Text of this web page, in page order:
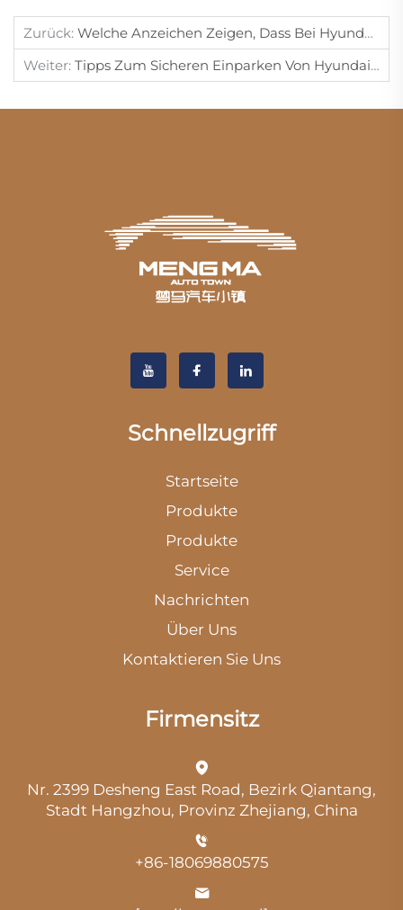
Zurück: Welche Anzeichen Zeigen, Dass Bei Hyundai-Fahrzeugen Ein Bremsflüssigkeitswechsel Erforderlich Ist?
Weiter: Tipps Zum Sicheren Einparken Von Hyundai-Autos Auf Engem Raum.
Schnellzugriff
Startseite
Produkte
Produkte
Service
Nachrichten
Über Uns
Kontaktieren Sie Uns
Firmensitz
Nr. 2399 Desheng East Road, Bezirk Qiantang,
Stadt Hangzhou, Provinz Zhejiang, China
+86-18069880575